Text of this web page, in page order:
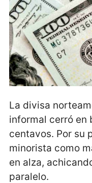
La divisa
informal cerró en
centavos. Por su
minorista como
en alza,
paralelo.